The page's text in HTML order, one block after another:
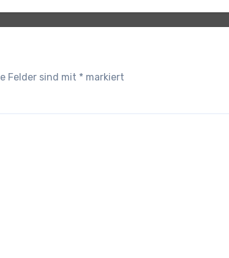
Felder sind mit * markiert